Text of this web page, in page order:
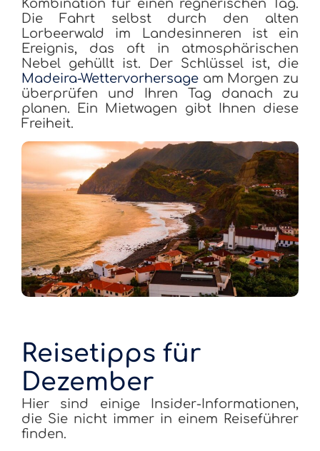
Kombination für einen regnerischen Tag.
Die Fahrt selbst durch den alten
Lorbeerwald im Landesinneren ist ein
Ereignis, das oft in atmosphärischen
Nebel gehüllt ist. Der Schlüssel ist, die
Madeira-Wettervorhersage am Morgen zu
überprüfen und Ihren Tag danach zu
planen. Ein Mietwagen gibt Ihnen diese
Freiheit.
Reisetipps für
Dezember
Hier sind einige Insider-Informationen,
die Sie nicht immer in einem Reiseführer
finden.